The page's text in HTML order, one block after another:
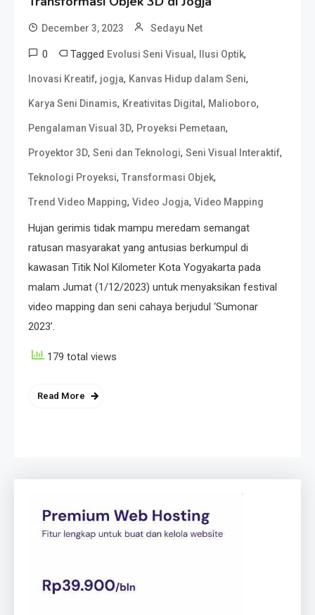
December 3, 2023 Sedayu Net
0 Tagged Evolusi Seni Visual , Ilusi Optik,
Inovasi Kreatif, jogja, Kanvas Hidup dalam Seni,
Karya Seni Dinamis, Kreativitas Digital , Malioboro,
Pengalaman Visual 3D, Proyeksi Pemetaan,
Proyektor 3D, Seni dan Teknologi, Seni Visual Interaktif,
Teknologi Proyeksi, Transformasi Objek,
Trend Video Mapping, Video Jogja, Video Mapping
Hujan gerimis tidak mampu meredam semangat
ratusan masyarakat yang antusias berkumpul di
kawasan Titik Nol Kilometer Kota Yogyakarta pada
malam Jumat (1/12/2023) untuk menyaksikan festival
video mapping dan seni cahaya berjudul ‘Sumonar
2023’.
179 total views
Read More